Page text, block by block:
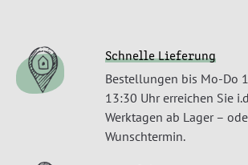
Schnelle Lieferung
Bestellungen bis Mo-Do
13:30 Uhr erreichen Sie
Werktagen ab Lager –
Wunschtermin.